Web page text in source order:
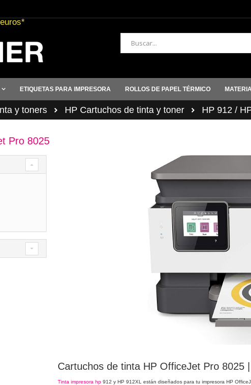
ETIQUETAS PARA IMPRESORA ROLLOS DE PAPEL TÉRMICO
y toners HP Cartuchos de tinta y toner HP 912 /
Pro 8025
Cartuchos de tinta HP OfficeJet Pro 8025
Tinta impresora hp912 y HP 912XL están diseñados para tu impresora HP